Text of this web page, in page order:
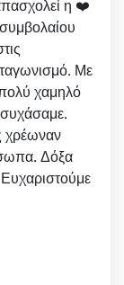
η ❤️
Με
χαμηλό
χρέωναν
Δόξα